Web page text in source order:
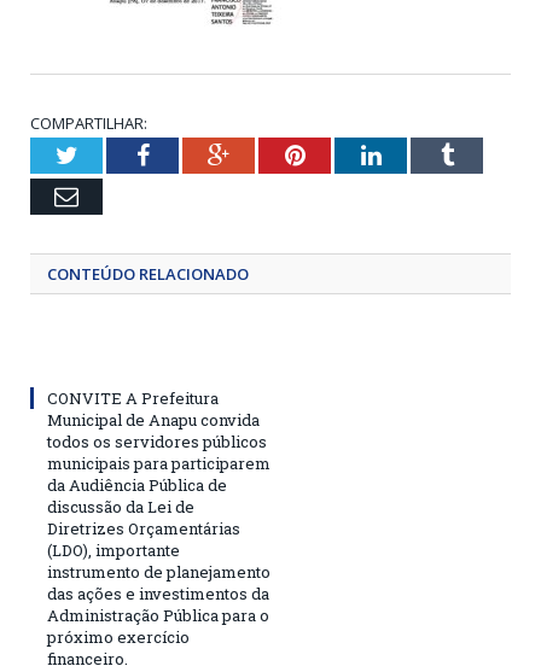
COMPARTILHAR:
TwitterFacebookGoogle+PinterestLinkedInTumblr
Email
CONTEÚDO RELACIONADO
CONVITE A Prefeitura
Municipal de Anapu convida
todos os servidores públicos
municipais para participarem
da Audiência Pública de
discussão da Lei de
Diretrizes Orçamentárias
(LDO), importante
instrumento de planejamento
das ações e investimentos da
Administração Pública para o
próximo exercício
financeiro.